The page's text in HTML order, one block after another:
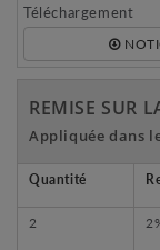
Téléchargement
REMISE SUR
Appliquée dans
Quantité
2